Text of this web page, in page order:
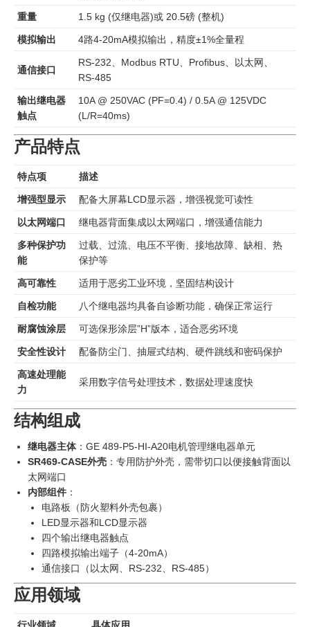
重量 1.5 kg (仅继电器)或 20.5磅 (整机)
模拟输出 4路4-20mA模拟输出，精度±1%全量程
通信接口
RS-232、Modbus RTU、Profibus、以太网、
RS-485
输出继电器
触点
10A @ 250VAC (PF=0.4) / 0.5A @ 125VDC
(L/R=40ms)
产品特点
特点项 描述
增强型显示 配备大屏幕LCD显示器，增强视觉可读性
以太网端口 继电器背面集成以太网端口，增强通信能力
多种保护功
能
过载、过流、电压不平衡、接地故障、缺相、热
保护等
高可靠性 适用于恶劣工业环境，坚固结构设计
自检功能 八个继电器均具备自诊断功能，确保正常运行
耐腐蚀涂层 可选保形涂层”H”版本，适合恶劣环境
安全性设计 配备防尘门、抽屉式结构、硬件跳线和密码保护
高速处理能
力
采用数字信号处理技术，数据处理速度快
结构组成
继电器主体：GE 489-P5-HI-A20电机管理继电器单元
SR469-CASE外壳 ：专用防护外壳，需带切口以便接触背面以
太网端口
内部组件 ：
电路板（防火塑料外壳包裹）
LED显示器和LCD显示器
四个输出继电器触点
四路模拟输出端子（4-20mA）
通信接口（以太网、RS-232、RS-485）
应用领域